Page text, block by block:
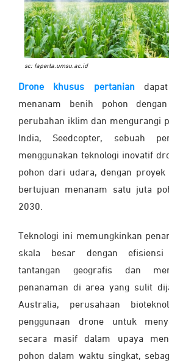
sc: faperta.umsu.ac.id
Drone khusus pertaniandapat
menanam benih pohon
perubahan iklim dan mengurangi
India, Seedcopter, sebuah
menggunakan teknologi inovatif
pohon dari udara, dengan proyek
bertujuan menanam satu juta
2030.
Teknologi ini memungkinkan
skala besar dengan efisiensi
tantangan geografis dan
penanaman di area yang sulit
Australia, perusahaan
penggunaan drone untuk
secara masif dalam upaya
pohon dalam waktu singkat,